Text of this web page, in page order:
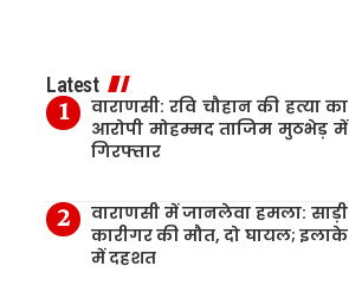
Latest
वाराणसी: रवि चौहान की हत्या का
आरोपी मोहम्मद ताजिम मुठभेड़ में
गिरफ्तार
वाराणसी में जानलेवा हमला: साड़ी
कारीगर की मौत, दो घायल; इलाके
में दहशत